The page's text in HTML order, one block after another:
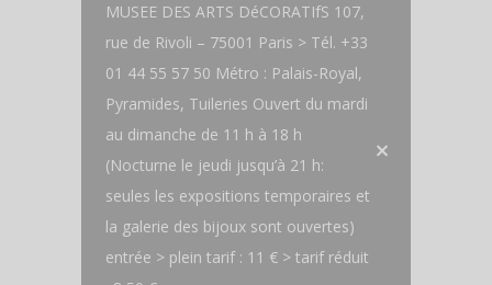
MUSEE DES ARTS DéCORATIfS 107,
rue de Rivoli – 75001 Paris > Tél. +33
01 44 55 57 50 Métro : Palais-Royal,
Pyramides, Tuileries Ouvert du mardi
au dimanche de 11 h à 18 h
(Nocturne le jeudi jusqu’à 21 h:
seules les expositions temporaires et
la galerie des bijoux sont ouvertes)
entrée > plein tarif : 11 € > tarif réduit